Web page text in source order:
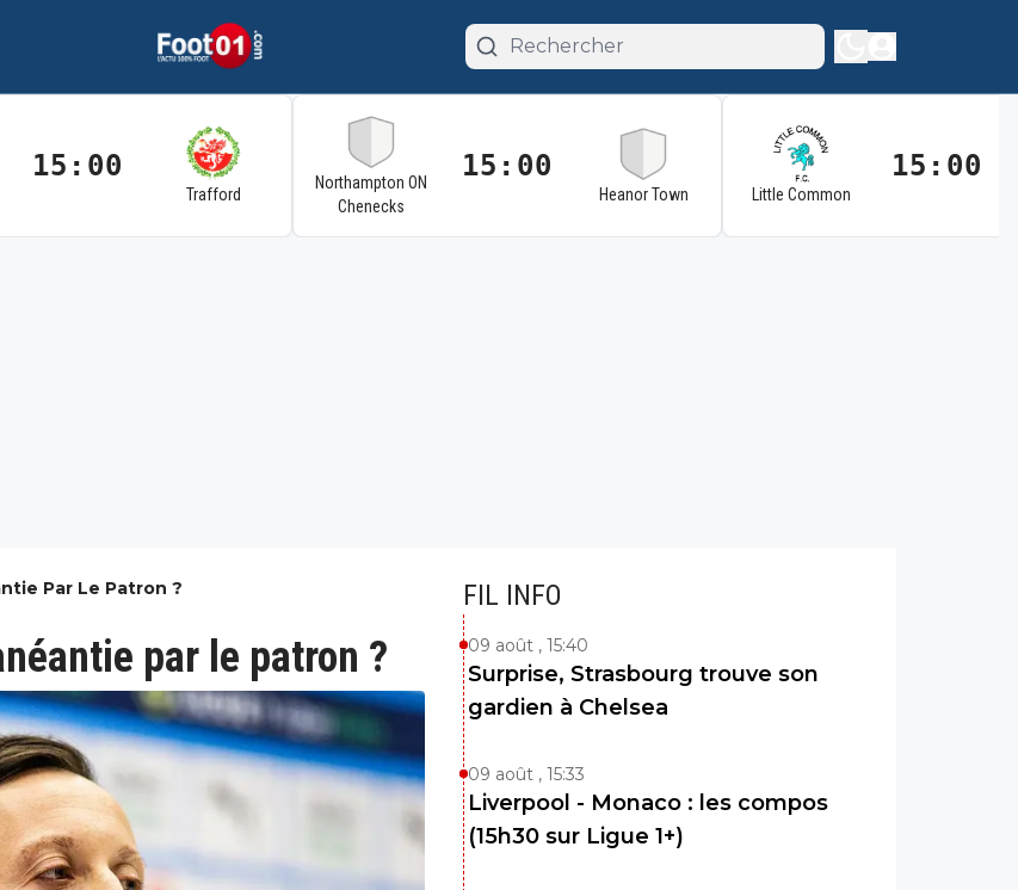
15:00
Trafford
Northampton ON
Chenecks
15:00
Heanor Town Little Common
15:00
Par Le Patron ?
par le patron ?
FIL INFO
09 août , 15:40
Surprise, Strasbourg trouve son
gardien à Chelsea
09 août , 15:33
Liverpool - Monaco : les compos
(15h30 sur Ligue 1+)